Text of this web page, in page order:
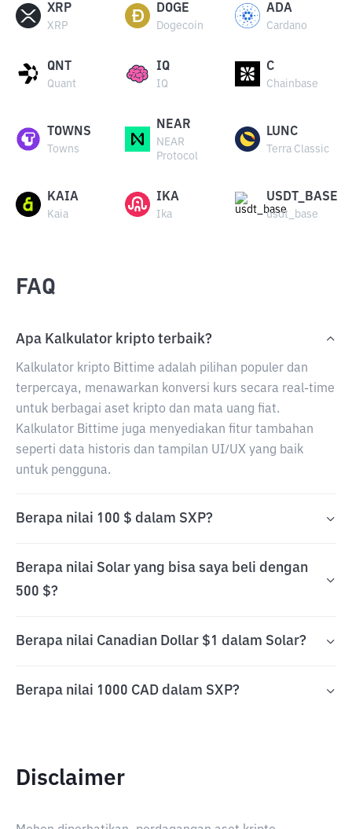
XRP
XRP
DOGE
Dogecoin
ADA
Cardano
QNT
Quant
IQ
IQ
C
Chainbase
TOWNS
Towns
NEAR
NEAR
Protocol
LUNC
Terra Classic
KAIA
Kaia
IKA
Ika
USDT_BASE
usdt_base
FAQ
Apa Kalkulator kripto terbaik?
Kalkulator kripto Bittime adalah pilihan populer dan
terpercaya, menawarkan konversi kurs secara real-time
untuk berbagai aset kripto dan mata uang fiat.
Kalkulator Bittime juga menyediakan fitur tambahan
seperti data historis dan tampilan UI/UX yang baik
untuk pengguna.
Berapa nilai 100 $ dalam SXP?
Berapa nilai Solar yang bisa saya beli dengan
500 $?
Berapa nilai Canadian Dollar $1 dalam Solar?
Berapa nilai 1000 CAD dalam SXP?
Disclaimer